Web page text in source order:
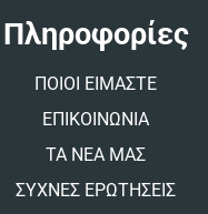
Πληροφορίες
ΠΟΙΟΙ ΕΙΜΑΣΤΕ
ΕΠΙΚΟΙΝΩΝΙΑ
ΤΑ ΝΕΑ ΜΑΣ
ΣΥΧΝΕΣ ΕΡΩΤΗΣΕΙΣ